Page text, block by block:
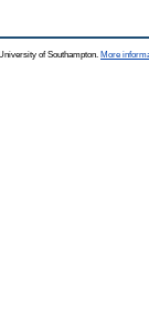
of Southampton. More